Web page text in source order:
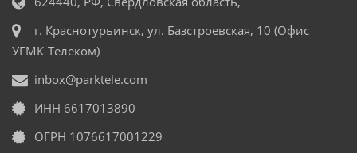
г. Краснотурьинск, ул. Базстроевская, 10 (Офис
УГМК-Телеком)
inbox@parktele.com
ИНН 6617013890
ОГРН 1076617001229